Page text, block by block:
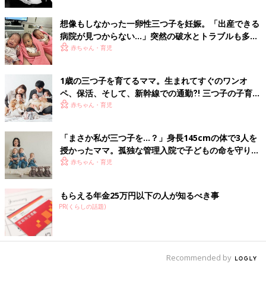
想像もしなかった一卵性三つ子を妊娠。「出産できる
病院が見つからない…」突然の破水とトラブルも多数
経験！【体験談】
赤ちゃん・育児
1歳の三つ子を育てるママ。生まれてすぐのワンオ
ペ、保活、そして、新幹線での通勤⁈ 三つ子の子育て
のリアル【多胎育児体験談】
赤ちゃん・育児
「まさか私が三つ子を…？」身長145cmの体で3人を
授かったママ。孤独な管理入院で子どもの命を守り抜
いた！【多胎インタビュー・前編】
赤ちゃん・育児
もらえる年金25万円以下の人が知るべき事
PR(くらしの話題)
Recommended by